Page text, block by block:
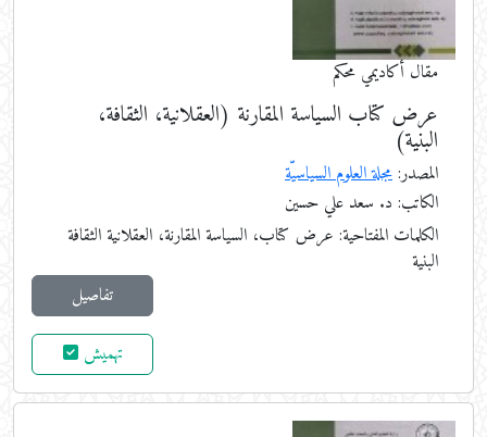
مقال أكاديمي محكم
عرض كتاب السياسة المقارنة (العقلانية، الثقافة،
البنية)
المصدر:مجلة العلوم السياسيّة
الكاتب: د. سعد علي حسين
الكلمات المفتاحية: عرض كتاب، السياسة المقارنة، العقلانية الثقافة
البنية
تفاصيل
تهميش